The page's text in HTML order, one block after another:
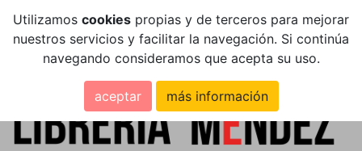
Utilizamos cookies propias y de terceros para mejorar
nuestros servicios y facilitar la navegación. Si continúa
navegando consideramos que acepta su uso.
aceptar más información